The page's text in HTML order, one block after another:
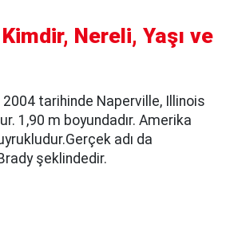
Nereli, Yaşı ve
tarihinde Naperville, Illinois
1,90 m boyundadır. Amerika
adı da
şeklindedir.